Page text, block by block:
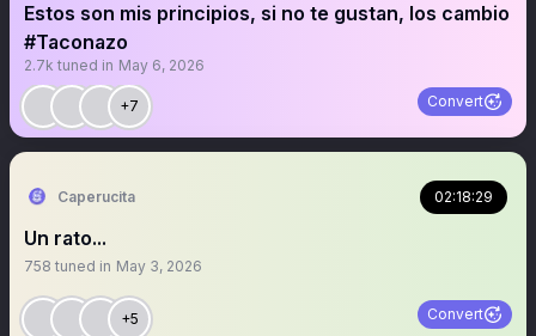
Estos son mis principios, si no te gustan, los cambio
#Taconazo
2.7k tuned in May 6, 2026
+7 Convert
Caperucita 02:18:29
Un rato...
758 tuned in May 3, 2026
+5 Convert